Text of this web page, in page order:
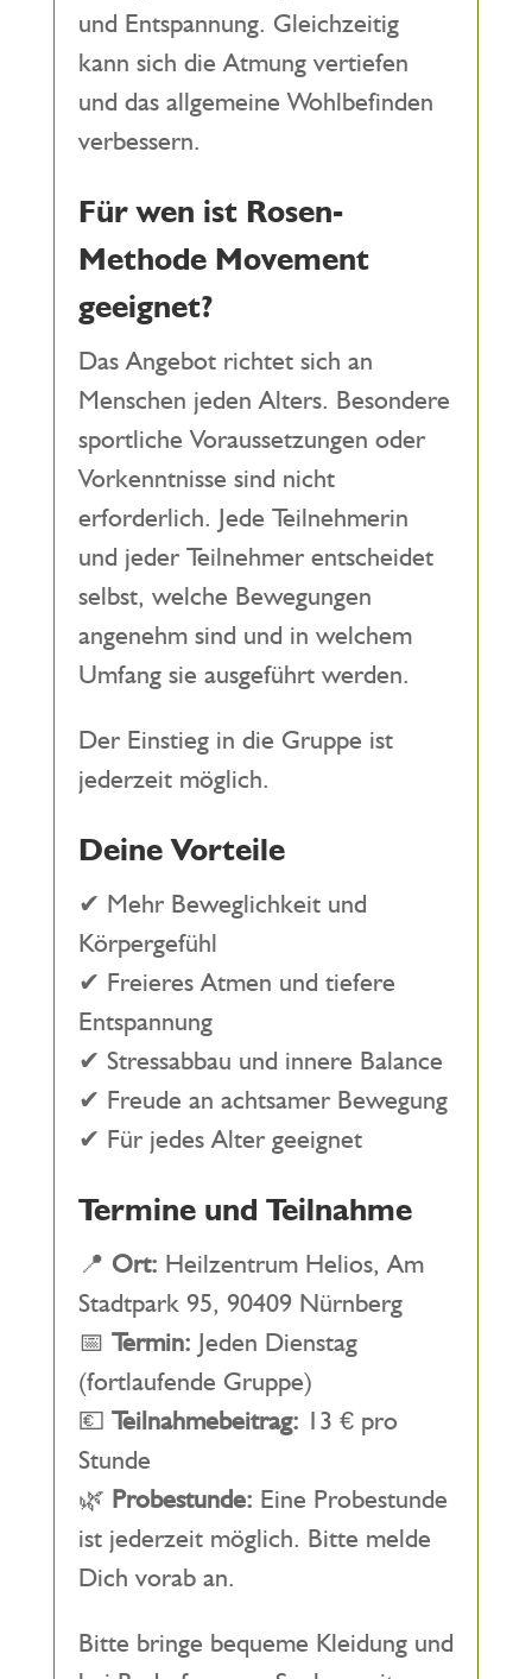
und Entspannung. Gleichzeitig
kann sich die Atmung vertiefen
und das allgemeine Wohlbefinden
verbessern.
Für wen ist Rosen-
Methode Movement
geeignet?
Das Angebot richtet sich an
Menschen jeden Alters. Besondere
sportliche Voraussetzungen oder
Vorkenntnisse sind nicht
erforderlich. Jede Teilnehmerin
und jeder Teilnehmer entscheidet
selbst, welche Bewegungen
angenehm sind und in welchem
Umfang sie ausgeführt werden.
Der Einstieg in die Gruppe ist
jederzeit möglich.
Deine Vorteile
✔ Mehr Beweglichkeit und
Körpergefühl
✔ Freieres Atmen und tiefere
Entspannung
✔ Stressabbau und innere Balance
✔ Freude an achtsamer Bewegung
✔ Für jedes Alter geeignet
Termine und Teilnahme
📍 Ort: Heilzentrum Helios, Am
Stadtpark 95, 90409 Nürnberg
📅 Termin: Jeden Dienstag
(fortlaufende Gruppe)
💶 Teilnahmebeitrag: 13 € pro
Stunde
🌿 Probestunde: Eine Probestunde
ist jederzeit möglich. Bitte melde
Dich vorab an.
Bitte bringe bequeme Kleidung und